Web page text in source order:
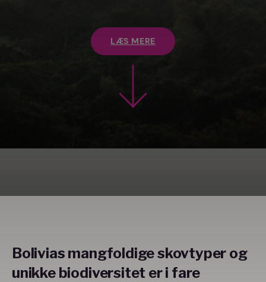
LÆS MERE
Bolivias mangfoldige skovtyper og
unikke biodiversitet er i fare